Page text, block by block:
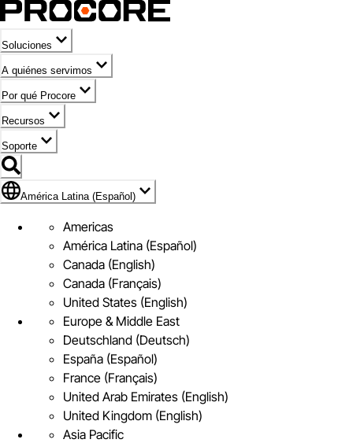
Soluciones
A quiénes servimos
Por qué Procore
Recursos
Soporte
Bandera de América Latina (Español)
América Latina (Español)
Americas
América Latina (Español)
Canada (English)
Canada (Français)
United States (English)
Europe & Middle East
Deutschland (Deutsch)
España (Español)
France (Français)
United Arab Emirates (English)
United Kingdom (English)
Asia Pacific